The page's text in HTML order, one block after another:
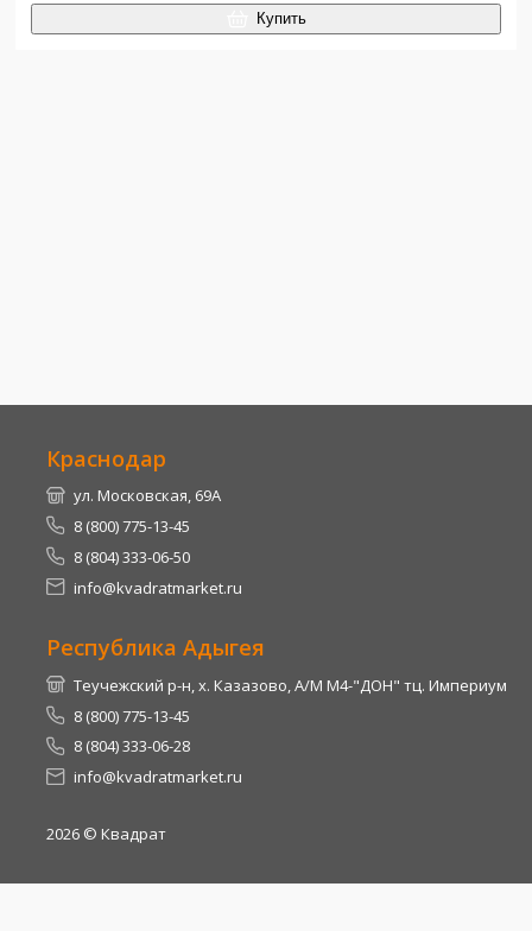
Купить
Краснодар
ул. Московская, 69А
8 (800) 775-13-45
8 (804) 333-06-50
info@kvadratmarket.ru
Республика Адыгея
Теучежский р-н, х. Казазово, А/М М4-"ДОН" тц. Империум
8 (800) 775-13-45
8 (804) 333-06-28
info@kvadratmarket.ru
2026 © Квадрат